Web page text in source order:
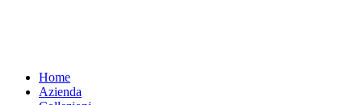
Home
Azienda